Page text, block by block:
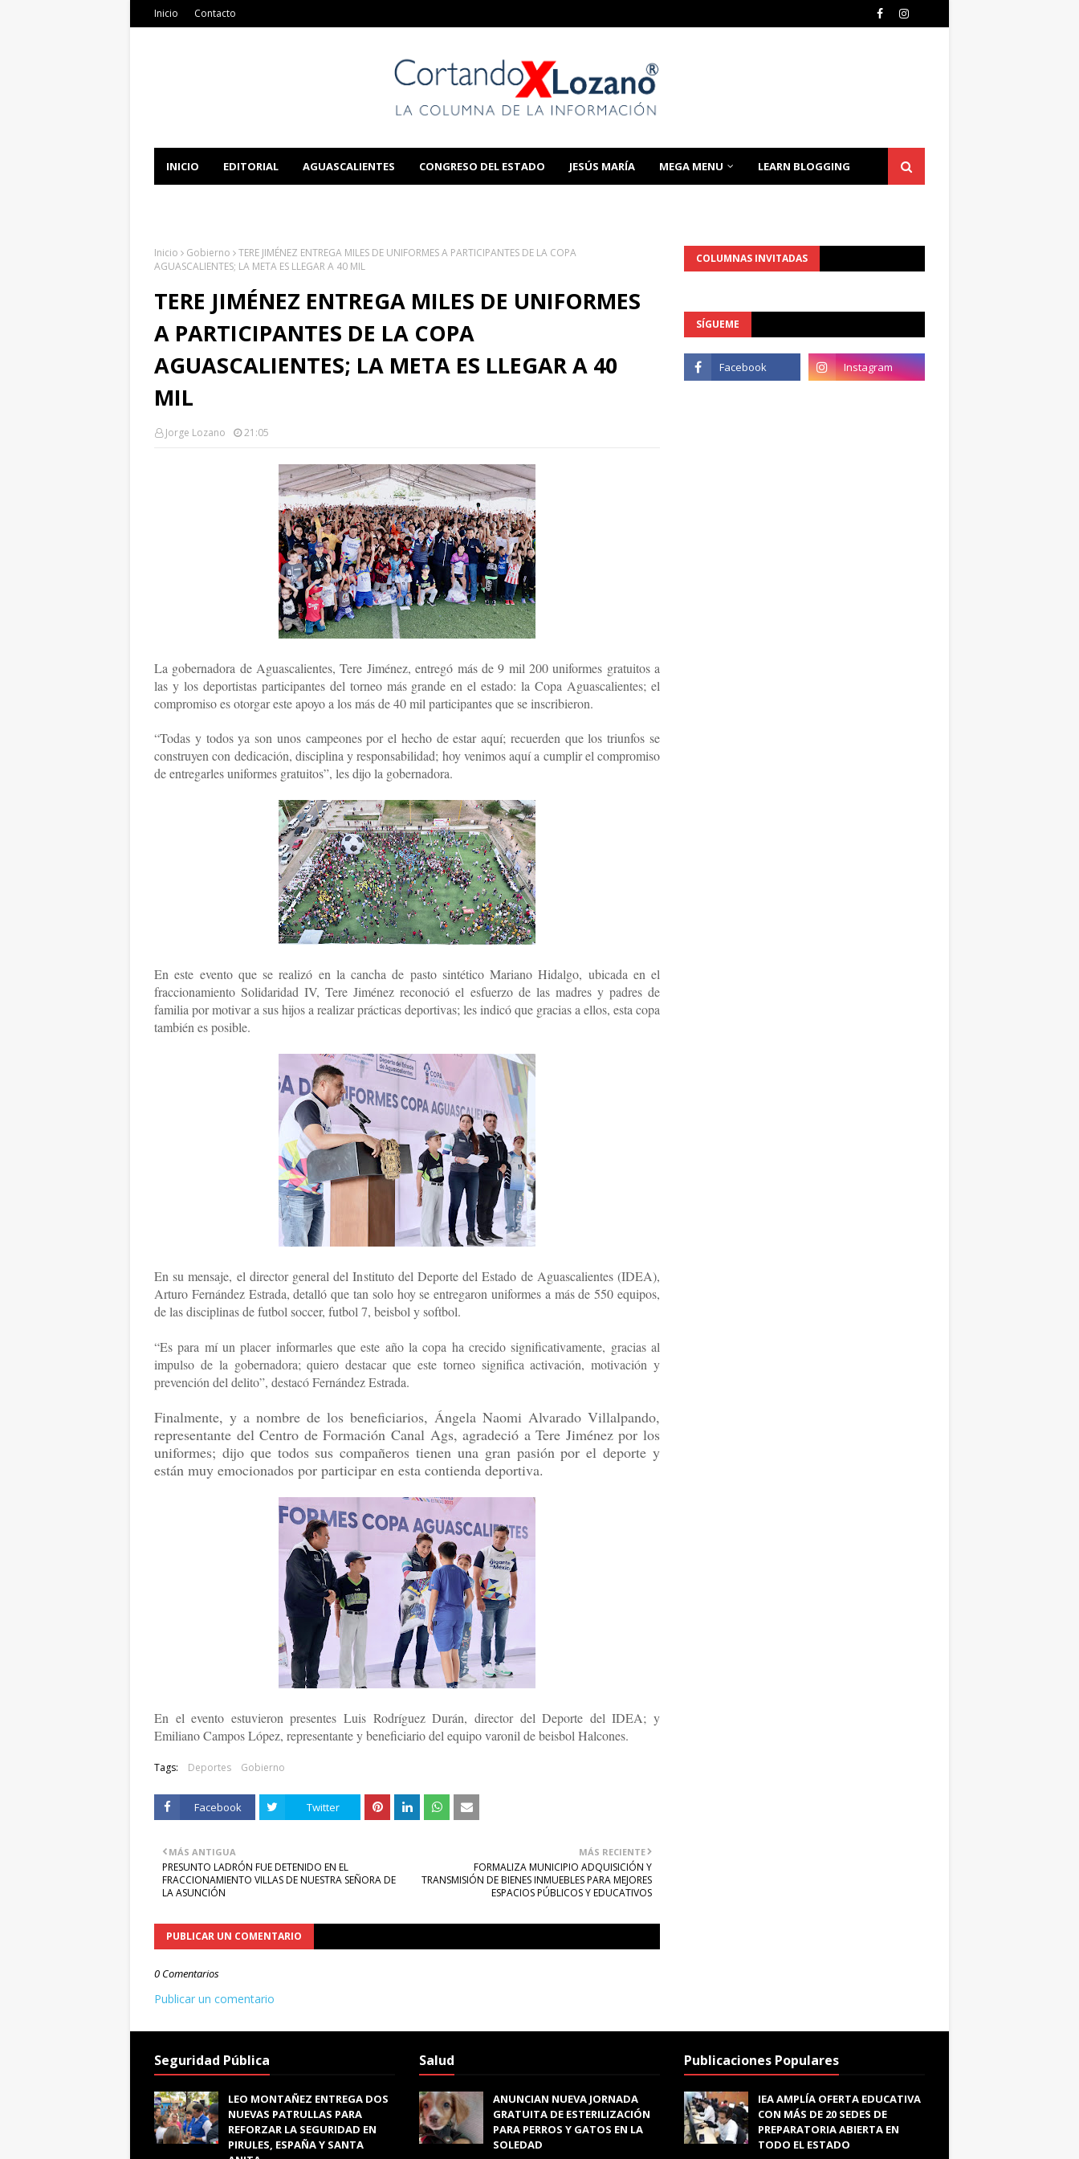
Inicio Contacto
INICIO EDITORIAL AGUASCALIENTES CONGRESO DEL ESTADO JESÚS MARÍA MEGA MENU LEARN BLOGGING
Inicio Gobierno
TERE JIMÉNEZ ENTREGA MILES DE UNIFORMES A PARTICIPANTES DE LA COPA
AGUASCALIENTES; LA META ES LLEGAR A 40 MIL
TERE JIMÉNEZ ENTREGA MILES DE UNIFORMES
A PARTICIPANTES DE LA COPA
AGUASCALIENTES; LA META ES LLEGAR A 40
MIL
Jorge Lozano 21:05
La gobernadora de Aguascalientes, Tere Jiménez, entregó más de 9 mil 200 uniformes gratuitos a
las y los deportistas participantes del torneo más grande en el estado: la Copa Aguascalientes; el
compromiso es otorgar este apoyo a los más de 40 mil participantes que se inscribieron.
“Todas y todos ya son unos campeones por el hecho de estar aquí; recuerden que los triunfos se
construyen con dedicación, disciplina y responsabilidad; hoy venimos aquí a cumplir el compromiso
de entregarles uniformes gratuitos”, les dijo la gobernadora.
En este evento que se realizó en la cancha de pasto sintético Mariano Hidalgo, ubicada en el
fraccionamiento Solidaridad IV, Tere Jiménez reconoció el esfuerzo de las madres y padres de
familia por motivar a sus hijos a realizar prácticas deportivas; les indicó que gracias a ellos, esta copa
también es posible.
En su mensaje, el director general del Instituto del Deporte del Estado de Aguascalientes (IDEA),
Arturo Fernández Estrada, detalló que tan solo hoy se entregaron uniformes a más de 550 equipos,
de las disciplinas de futbol soccer, futbol 7, beisbol y softbol.
“Es para mí un placer informarles que este año la copa ha crecido significativamente, gracias al
impulso de la gobernadora; quiero destacar que este torneo significa activación, motivación y
prevención del delito”, destacó Fernández Estrada.
Finalmente, y a nombre de los beneficiarios, Ángela Naomi Alvarado Villalpando,
representante del Centro de Formación Canal Ags, agradeció a Tere Jiménez por los
uniformes; dijo que todos sus compañeros tienen una gran pasión por el deporte y
están muy emocionados por participar en esta contienda deportiva.
En el evento estuvieron presentes Luis Rodríguez Durán, director del Deporte del IDEA; y
Emiliano Campos López, representante y beneficiario del equipo varonil de beisbol Halcones.
Tags: Deportes Gobierno
Facebook Twitter
MÁS RECIENTE
FORMALIZA MUNICIPIO ADQUISICIÓN Y
TRANSMISIÓN DE BIENES INMUEBLES PARA MEJORES
ESPACIOS PÚBLICOS Y EDUCATIVOS
MÁS ANTIGUA
PRESUNTO LADRÓN FUE DETENIDO EN EL
FRACCIONAMIENTO VILLAS DE NUESTRA SEÑORA DE
LA ASUNCIÓN
PUBLICAR UN COMENTARIO
0 Comentarios
Publicar un comentario
COLUMNAS INVITADAS
SÍGUEME
Seguridad Pública
LEO MONTAÑEZ ENTREGA DOS
NUEVAS PATRULLAS PARA
REFORZAR LA SEGURIDAD EN
PIRULES, ESPAÑA Y SANTA
Salud
ANUNCIAN NUEVA JORNADA
GRATUITA DE ESTERILIZACIÓN
PARA PERROS Y GATOS EN LA
SOLEDAD
Publicaciones Populares
IEA AMPLÍA OFERTA EDUCATIVA
CON MÁS DE 20 SEDES DE
PREPARATORIA ABIERTA EN
TODO EL ESTADO